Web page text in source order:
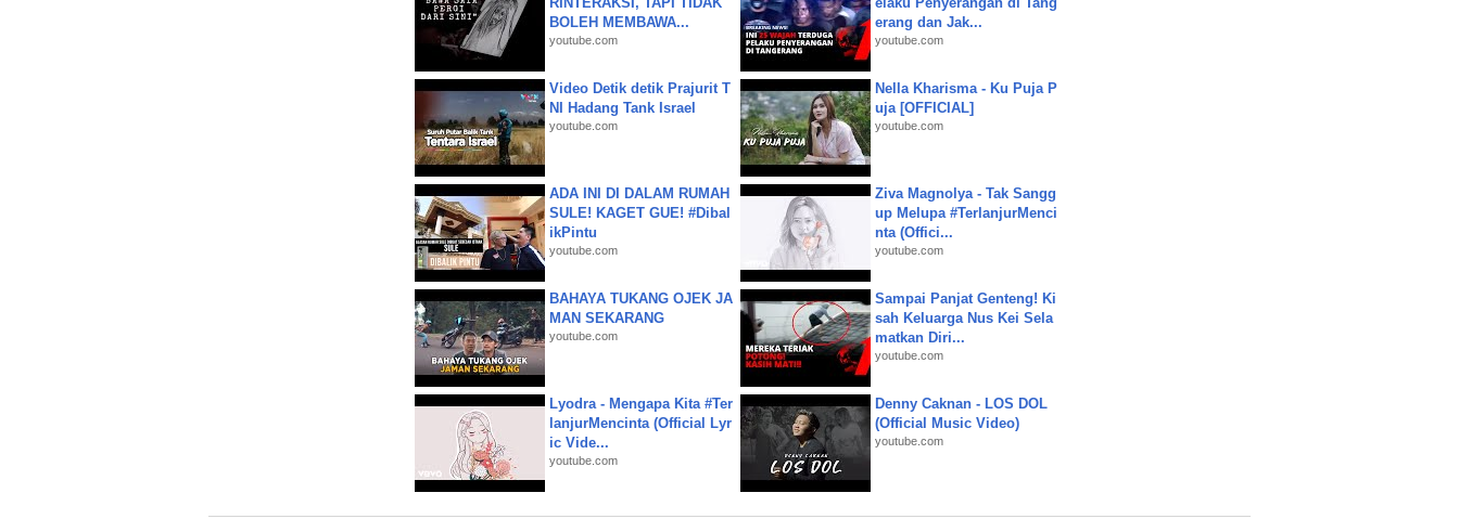
BOLEH MEMBAWA...
youtube.com
erang dan Jak...
youtube.com
Video Detik detik Prajurit T
NI Hadang Tank Israel
youtube.com
Nella Kharisma - Ku Puja P
uja [OFFICIAL]
youtube.com
ADA INI DI DALAM RUMAH
SULE! KAGET GUE! #Dibal
ikPintu
youtube.com
Ziva Magnolya - Tak Sangg
up Melupa #TerlanjurMenci
nta (Offici...
youtube.com
BAHAYA TUKANG OJEK JA
MAN SEKARANG
youtube.com
Sampai Panjat Genteng! Ki
sah Keluarga Nus Kei Sela
matkan Diri...
youtube.com
Lyodra - Mengapa Kita #Ter
lanjurMencinta (Official Lyr
ic Vide...
youtube.com
Denny Caknan - LOS DOL
(Official Music Video)
youtube.com